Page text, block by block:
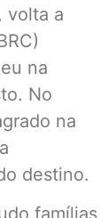
volta a
na
No
na
destino.